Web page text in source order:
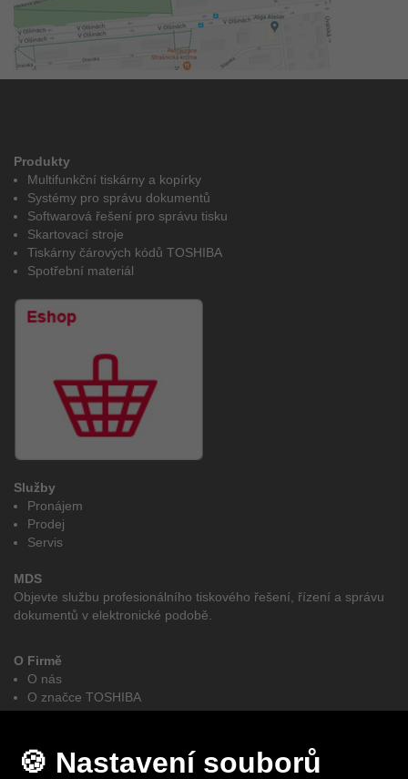
Produkty
Multifunkční tiskárny a kopírky
Systémy pro správu dokumentů
Softwarová řešení pro správu tisku
Skartovací stroje
Tiskárny čárových kódů TOSHIBA
Spotřební materiál
Služby
Pronájem
Prodej
Servis
MDS
Objevte službu profesionálního tiskového řešení, řízení a správu
dokumentů v elektronické podobě.
O Firmě
O nás
O značce TOSHIBA
GDPR
Obchodní podmínky
Autorizovaní partněři elites MDS - Toshiba
🍪 Nastavení souborů